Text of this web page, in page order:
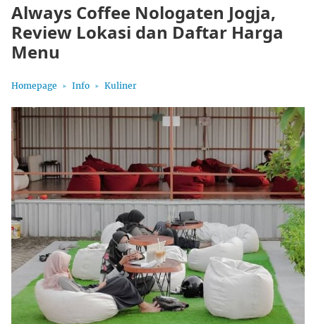
Always Coffee Nologaten Jogja,
Review Lokasi dan Daftar Harga
Menu
Homepage Info Kuliner